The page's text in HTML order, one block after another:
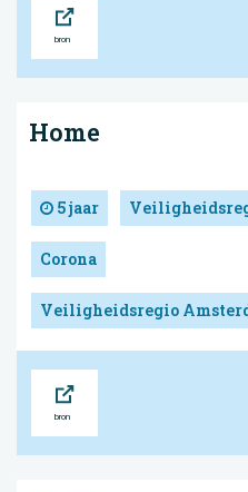
Home
5 jaar
Corona
Veiligheidsregio